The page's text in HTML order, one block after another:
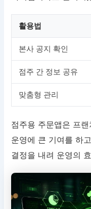
활용법
본사 공지 확인
점주 간 정보 공유
맞춤형 관리
점주용 주문앱은 프
운영에 큰 기여를 하
결정을 내려 운영의